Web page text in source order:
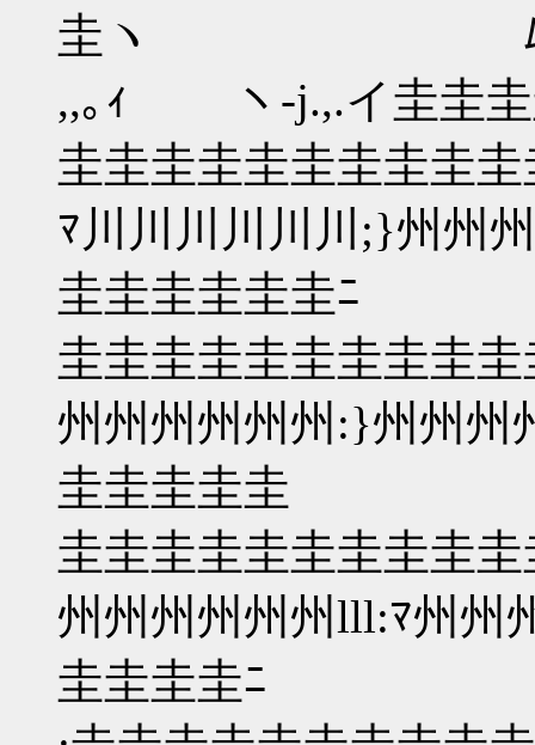
圭ヽ ﾑｿ川川川
,,｡ｨ ヽ-j.,.イ圭圭圭
圭圭圭圭圭圭圭
ﾏ川川川川川川;}州
圭圭圭圭圭圭ﾆ
圭圭圭圭圭圭圭圭圭
州州州州州州:}州州
圭圭圭圭圭
圭圭圭圭圭圭圭圭圭
州州州州州州lll:ﾏ州
圭圭圭圭ﾆ